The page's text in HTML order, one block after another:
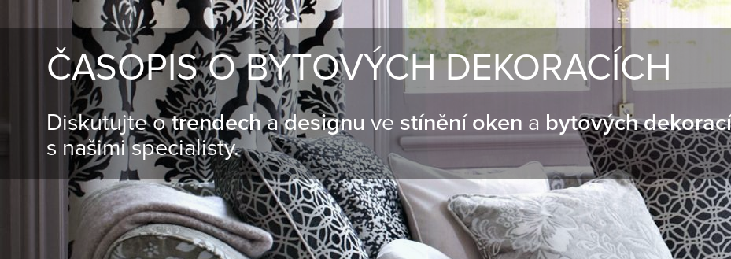
ČASOPIS O BYTOVÝCH DEKORACÍCH
Diskutujte otrendechadesignu ve stínění oken a bytových
s našimi specialisty.